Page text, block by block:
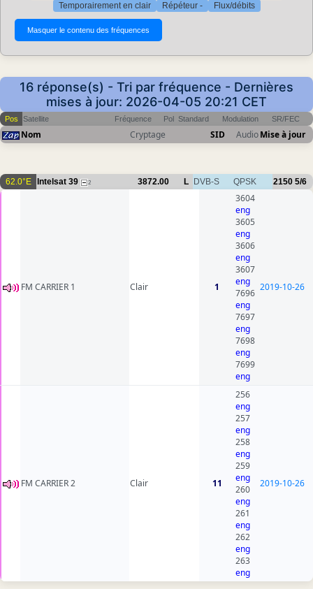
Temporairement en clair
Répéteur - Flux/débits
16 réponse(s) - Tri par fréquence - Dernières
mises à jour: 2026-04-05 20:21 CET
Pos Satellite Fréquence Pol Standard Modulation SR/FEC
Nom Cryptage SID AudioMise à jour
62.0°E Intelsat 39 2 3872.00 L DVB-S QPSK 2150 5/6
FM CARRIER 1 Clair 1
3604
eng
3605
eng
3606
eng
3607
eng
7696
eng
7697
eng
7698
eng
7699
eng
2019-10-26
FM CARRIER 2 Clair 11
256
eng
257
eng
258
eng
259
eng
260
eng
261
eng
262
eng
263
eng
2019-10-26